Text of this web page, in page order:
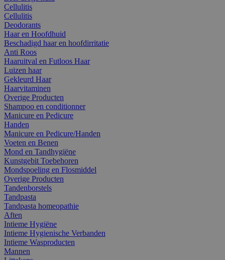
Cellulitis
Cellulitis
Deodorants
Haar en Hoofdhuid
Beschadigd haar en hoofdirritatie
Anti Roos
Haaruitval en Futloos Haar
Luizen haar
Gekleurd Haar
Haarvitaminen
Overige Producten
Shampoo en conditionner
Manicure en Pedicure
Handen
Manicure en Pedicure/Handen
Voeten en Benen
Mond en Tandhygiëne
Kunstgebit Toebehoren
Mondspoeling en Flosmiddel
Overige Producten
Tandenborstels
Tandpasta
Tandpasta homeopathie
Aften
Intieme Hygiëne
Intieme Hygienische Verbanden
Intieme Wasproducten
Mannen